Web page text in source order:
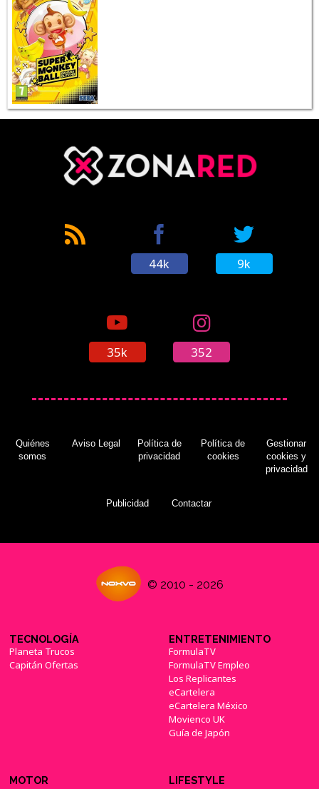
44k 9k
35k 352
Quiénes
somos
Aviso Legal
Política de
privacidad
Política de
cookies
Gestionar
cookies y
privacidad
Publicidad Contactar
© 2010 - 2026
TECNOLOGÍA
Planeta Trucos
Capitán Ofertas
ENTRETENIMIENTO
FormulaTV
FormulaTV Empleo
Los Replicantes
eCartelera
eCartelera México
Movienco UK
Guía de Japón
MOTOR LIFESTYLE